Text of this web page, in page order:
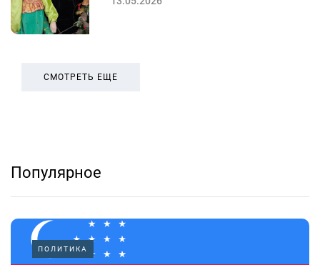
СМОТРЕТЬ ЕЩЕ
Популярное
ПОЛИТИКА